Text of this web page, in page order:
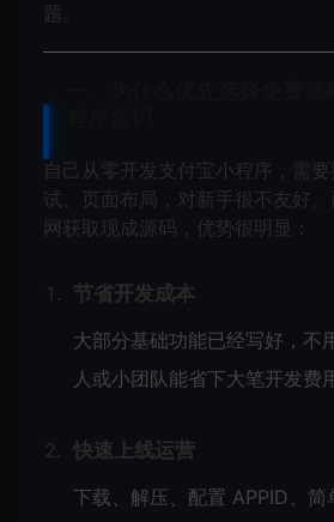
题。
自己从零开发支付宝小程序，需
试、页面布局，对新手很不友好
网获取现成源码，优势很明显：
节省开发成本
大部分基础功能已经写好，不
人或小团队能省下大笔开发费
快速上线运营
下载、解压、配置 APPID、简